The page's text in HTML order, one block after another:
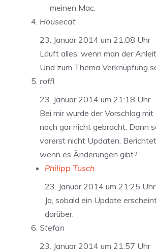
meinen Mac.
Housecat
23. Januar 2014 um 21:08 Uhr
Läuft alles, wenn man der
Und zum Thema Verknüpfung
roffl
23. Januar 2014 um 21:18 Uhr
Bei mir wurde der Vorschlag
noch gar nicht gebracht. Dann
vorerst nicht Updaten.
wenn es Änderungen gibt?
Philipp Tusch
23. Januar 2014 um 21:25 Uhr
Ja, sobald ein Update
darüber.
Stefan
23. Januar 2014 um 21:57 Uhr